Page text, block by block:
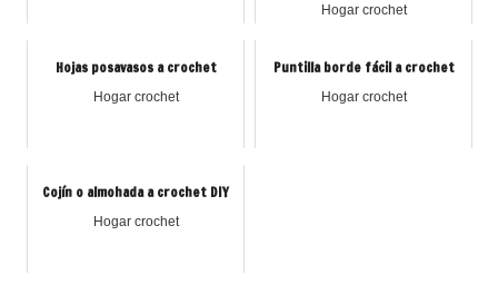
Hogar crochet
Hojas posavasos a crochet
Hogar crochet
Puntilla borde fácil a crochet
Hogar crochet
Cojín o almohada a crochet DIY
Hogar crochet